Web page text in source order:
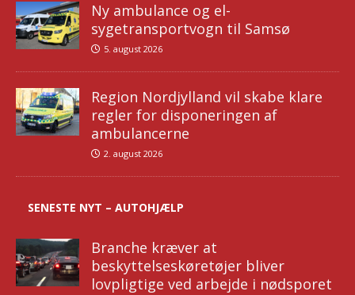
Ny ambulance og el-
sygetransportvogn til Samsø
5. august 2026
Region Nordjylland vil skabe klare
regler for disponeringen af
ambulancerne
2. august 2026
SENESTE NYT – AUTOHJÆLP
Branche kræver at
beskyttelseskøretøjer bliver
lovpligtige ved arbejde i nødsporet